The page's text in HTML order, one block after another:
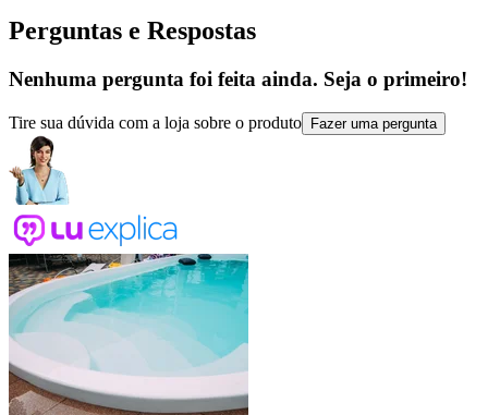
Perguntas e Respostas
Nenhuma pergunta foi feita ainda. Seja o primeiro!
Tire sua dúvida com a loja sobre o produto Fazer uma pergunta